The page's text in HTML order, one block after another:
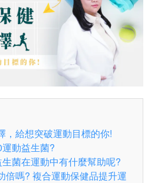
，給想突破運動目標的你!
動益生菌?
菌在運動中有什麼幫助呢?
倍嗎? 複合運動保健品提升運